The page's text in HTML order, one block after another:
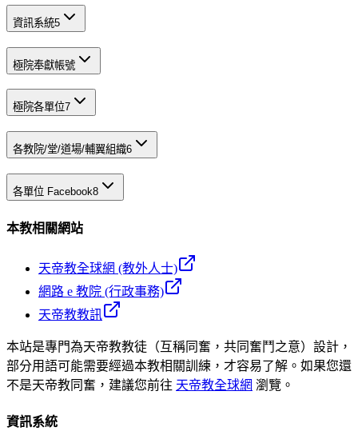
資訊系統5
極院奉獻帳號
極院各單位7
各教院/堂/道場/輔翼組織6
各單位 Facebook8
本教相關網站
天帝教全球網 (教外人士)
網路 e 教院 (行政事務)
天帝教教訊
本站是專門為天帝教教徒（互稱同奮，共同奮鬥之意）設計，
部分用語可能需要經過本教相關訓練，才容易了解。如果您還
不是天帝教同奮，建議您前往 天帝教全球網 瀏覽。
資訊系統